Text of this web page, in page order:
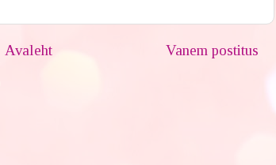
Vanem postitus
Avaleht